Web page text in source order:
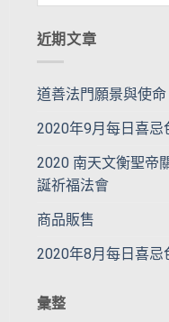
近期文章
道善法門願景與使命
2020年9月每日喜忌
2020 南天文衡聖帝
誕祈福法會
商品販售
2020年8月每日喜忌
彙整